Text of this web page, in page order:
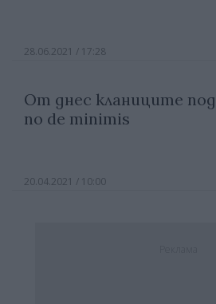
28.06.2021 / 17:28
От днес кланиците
по de minimis
20.04.2021 / 10:00